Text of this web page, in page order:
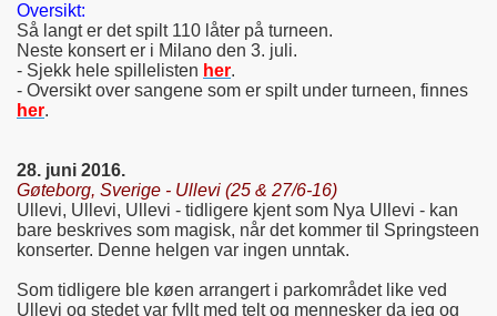
Oversikt:
Så langt er det spilt 110 låter på turneen.
Neste konsert er i Milano den 3. juli.
- Sjekk hele spillelisten her.
- Oversikt over sangene som er spilt under turneen, finnes
her.
28. juni 2016.
Gøteborg, Sverige - Ullevi (25 & 27/6-16)
Ullevi, Ullevi, Ullevi - tidligere kjent som Nya Ullevi - kan
bare beskrives som magisk, når det kommer til Springsteen
konserter. Denne helgen var ingen unntak.
Som tidligere ble køen arrangert i parkområdet like ved
Ullevi og stedet var fyllt med telt og mennesker da jeg og